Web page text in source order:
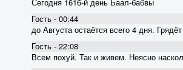
Гость - 00:44
до Августа остаётся всего 4 дня.
Гость - 22:08
Всем похуй. Так и живем. Неясно